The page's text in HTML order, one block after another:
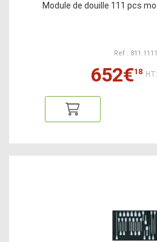
Module de douille 111 pcs
Ref : 811.1111
652€18